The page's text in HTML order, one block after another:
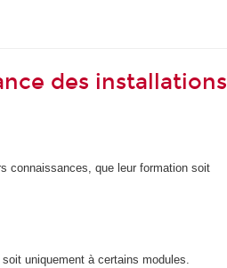
des installations
connaissances, que leur formation soit
uniquement à certains modules.